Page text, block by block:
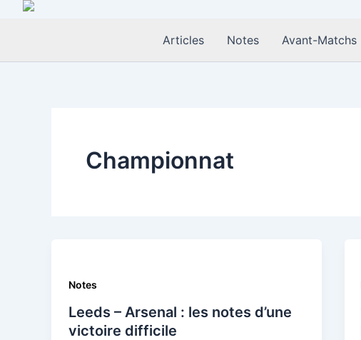
Aller
Articles Notes Avant-Matchs
Championnat
Notes
Leeds – Arsenal : les notes d’une
victoire difficile